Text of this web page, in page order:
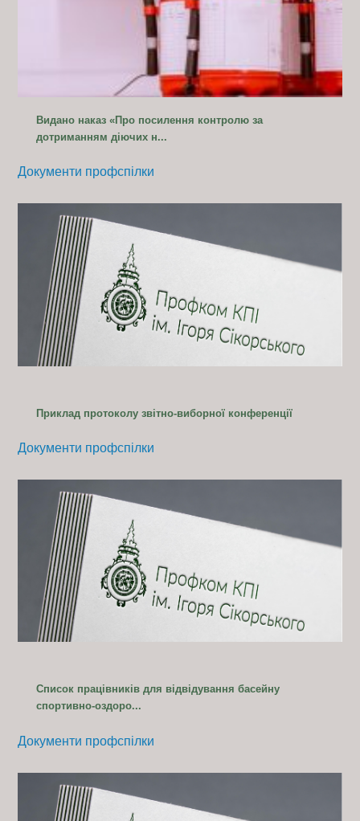
Видано наказ «Про посилення контролю за
дотриманням діючих н...
Документи профспілки
Приклад протоколу звітно-виборної конференції
Документи профспілки
Список працівників для відвідування басейну
спортивно-оздоро...
Документи профспілки